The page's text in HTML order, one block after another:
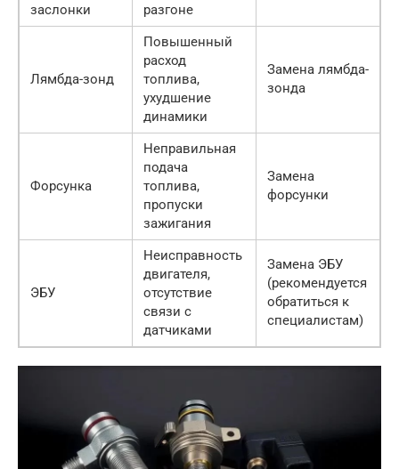
заслонки
разгоне
Лямбда-зонд
Повышенный
расход
топлива,
ухудшение
динамики
Замена лямбда-
зонда
Форсунка
Неправильная
подача
топлива,
пропуски
зажигания
Замена
форсунки
ЭБУ
Неисправность
двигателя,
отсутствие
связи с
датчиками
Замена ЭБУ
(рекомендуется
обратиться к
специалистам)